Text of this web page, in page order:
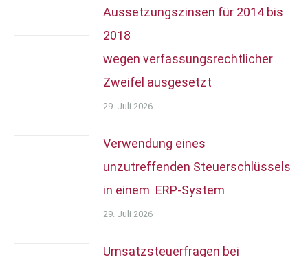
Aussetzungszinsen für 2014 bis
2018
wegen verfassungsrechtlicher
Zweifel ausgesetzt
29. Juli 2026
Verwendung eines
unzutreffenden Steuerschlüssels
in einem ERP-System
29. Juli 2026
Umsatzsteuerfragen bei